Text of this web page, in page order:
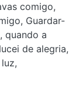
comigo,
Guardar-
quando a
de alegria,